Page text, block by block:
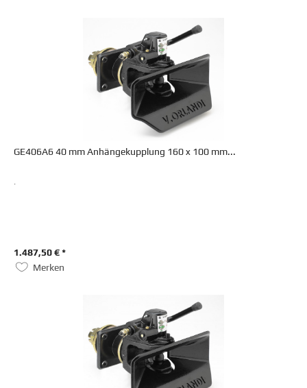
GE406A6 40 mm Anhängekupplung 160 x 100 mm...
1.487,50 € *
Merken